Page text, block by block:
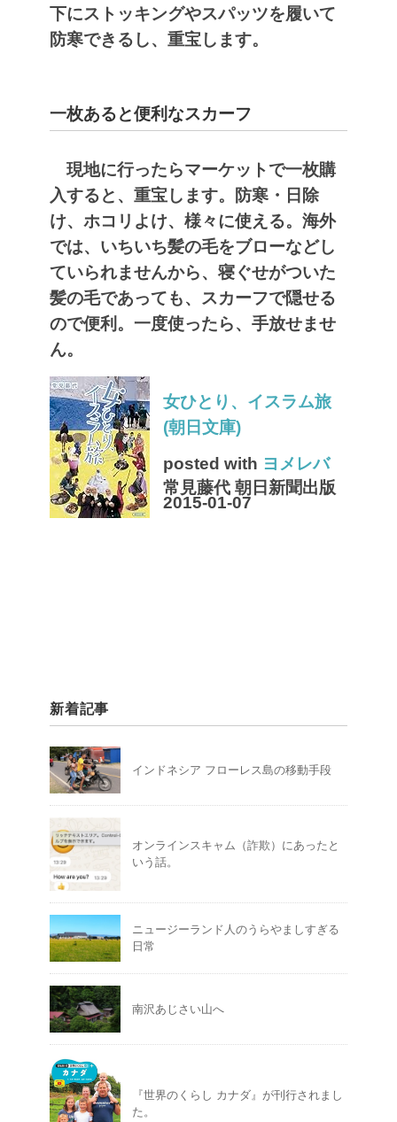
下にストッキングやスパッツを履いて
防寒できるし、重宝します。
一枚あると便利なスカーフ
現地に行ったらマーケットで一枚購
入すると、重宝します。防寒・日除
け、ホコリよけ、様々に使える。海外
では、いちいち髪の毛をブローなどし
ていられませんから、寝ぐせがついた
髪の毛であっても、スカーフで隠せる
ので便利。一度使ったら、手放せませ
ん。
女ひとり、イスラム旅
(朝日文庫)
posted with ヨメレバ
常見藤代 朝日新聞出版
2015-01-07
新着記事
インドネシア フローレス島の移動手段
オンラインスキャム（詐欺）にあったと
いう話。
ニュージーランド人のうらやましすぎる
日常
南沢あじさい山へ
『世界のくらし カナダ』が刊行されまし
た。